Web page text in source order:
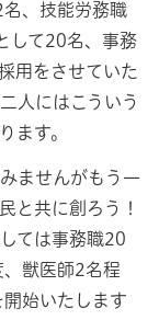
、技能労務職
して20名、事務
用をさせていた
人にはこういう
ます。
ませんがもう一
と共に創ろう！
ては事務職20
獣医師2名程
始いたします